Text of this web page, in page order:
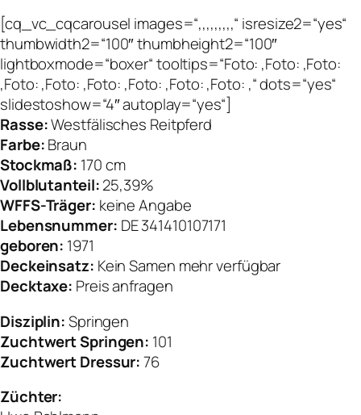
[cq_vc_cqcarousel images=“,,,,,,,,,“ isresize2=“yes“
thumbwidth2=“100″ thumbheight2=“100″
lightboxmode=“boxer“ tooltips=“Foto: ,Foto: ,Foto:
,Foto: ,Foto: ,Foto: ,Foto: ,Foto: ,Foto: ,“ dots=“yes“
slidestoshow=“4″ autoplay=“yes“]
Rasse:Westfälisches Reitpferd
Farbe:Braun
Stockmaß: 170 cm
Vollblutanteil:25,39%
WFFS-Träger: keine Angabe
Lebensnummer: DE 341410107171
geboren: 1971
Deckeinsatz: Kein Samen mehr verfügbar
Decktaxe: Preis anfragen
Disziplin:Springen
Zuchtwert Springen: 101
Zuchtwert Dressur:76
Züchter: